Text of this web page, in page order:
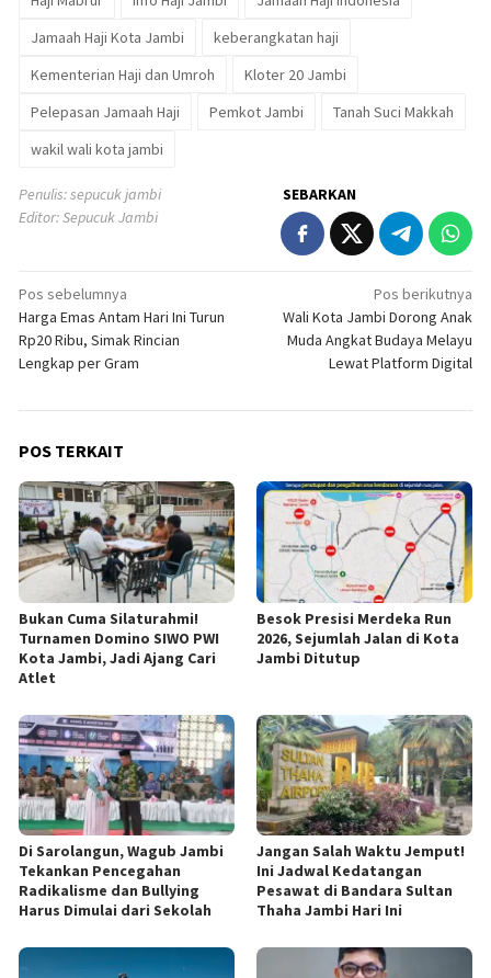
Jamaah Haji Kota Jambi
keberangkatan haji
Kementerian Haji dan Umroh
Kloter 20 Jambi
Pelepasan Jamaah Haji
Pemkot Jambi
Tanah Suci Makkah
wakil wali kota jambi
Penulis: sepucuk jambi
Editor: Sepucuk Jambi
SEBARKAN
Navigasi
pos
Pos sebelumnya
Harga Emas Antam Hari Ini Turun
Rp20 Ribu, Simak Rincian
Lengkap per Gram
Pos berikutnya
Wali Kota Jambi Dorong Anak
Muda Angkat Budaya Melayu
Lewat Platform Digital
POS TERKAIT
Bukan Cuma Silaturahmi!
Turnamen Domino SIWO PWI
Kota Jambi, Jadi Ajang Cari
Atlet
Besok Presisi Merdeka Run
2026, Sejumlah Jalan di Kota
Jambi Ditutup
Di Sarolangun, Wagub Jambi
Tekankan Pencegahan
Radikalisme dan Bullying
Harus Dimulai dari Sekolah
Jangan Salah Waktu Jemput!
Ini Jadwal Kedatangan
Pesawat di Bandara Sultan
Thaha Jambi Hari Ini